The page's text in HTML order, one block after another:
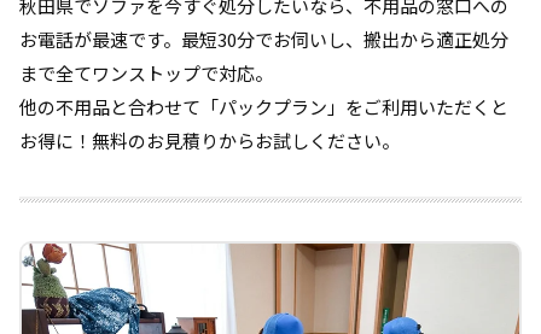
秋田県でソファを今すぐ処分したいなら、不用品の窓口への
お電話が最速です。最短30分でお伺いし、搬出から適正処分
まで全てワンストップで対応。
他の不用品と合わせて「パックプラン」をご利用いただくと
お得に！無料のお見積りからお試しください。